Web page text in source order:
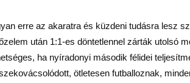
erre az akaratra és küzdeni tudásra lesz
után 1:1-es döntetlennel zárták utolsó
ha nyíradonyi második félidei
ötletesen futballoznak,